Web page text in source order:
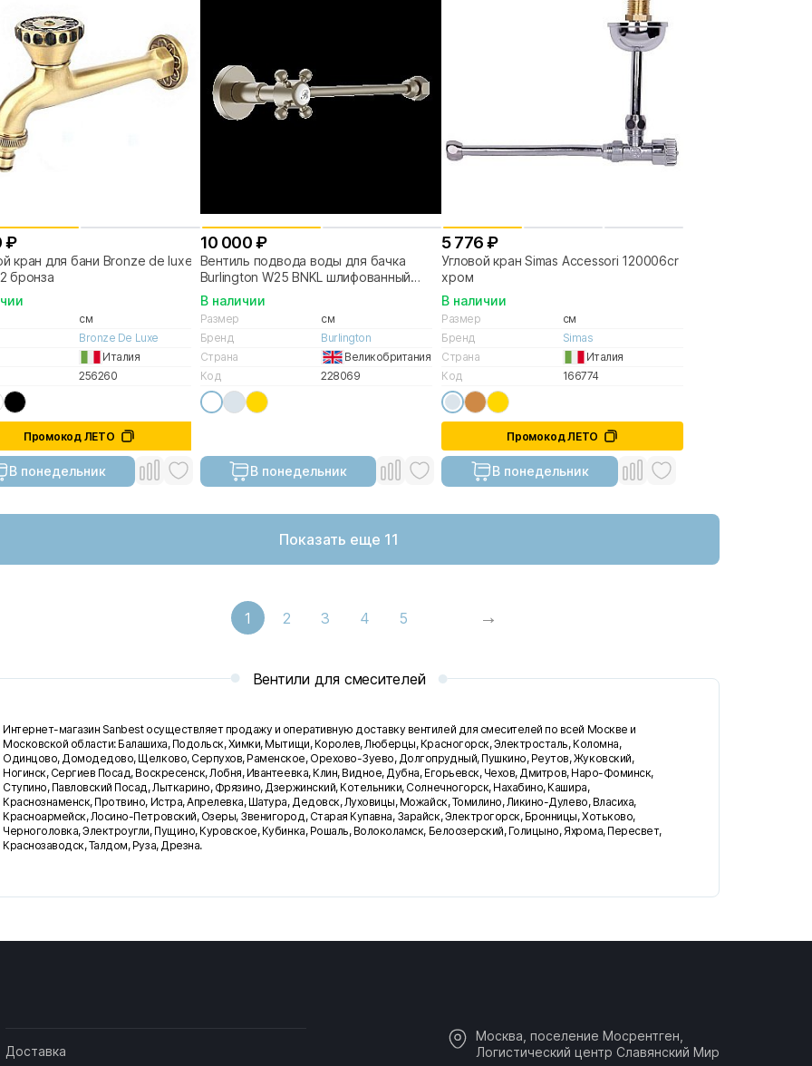
₽
кран для бани Bronze de luxe
бронза
см
Bronze De Luxe
Италия
256260
Промокод ЛЕТО
В понедельник
10 000 ₽
Вентиль подвода воды для бачка
Burlington W25 BNKL шлифованный
никель
В наличии
Размер
см
Бренд
Burlington
Страна
Великобритания
Код
228069
В понедельник
5 776 ₽
Угловой кран Simas Accessori 120006cr
хром
В наличии
Размер
см
Бренд
Simas
Страна
Италия
Код
166774
Промокод ЛЕТО
В понедельник
Показать еще 11
1 2 3 4 5
Вентили для смесителей
Интернет-магазин Sanbest осуществляет продажу и оперативную доставку вентилей для смесителей по всей Москве и
Московской области: Балашиха, Подольск, Химки, Мытищи, Королев, Люберцы, Красногорск, Электросталь, Коломна,
Одинцово, Домодедово, Щелково, Серпухов, Раменское, Орехово-Зуево, Долгопрудный, Пушкино, Реутов, Жуковский,
Ногинск, Сергиев Посад, Воскресенск, Лобня, Ивантеевка, Клин, Видное, Дубна, Егорьевск, Чехов, Дмитров, Наро-Фоминск,
Ступино, Павловский Посад, Лыткарино, Фрязино, Дзержинский, Котельники, Солнечногорск, Нахабино, Кашира,
Краснознаменск, Протвино, Истра, Апрелевка, Шатура, Дедовск, Луховицы, Можайск, Томилино, Ликино-Дулево, Власиха,
Красноармейск, Лосино-Петровский, Озеры, Звенигород, Старая Купавна, Зарайск, Электрогорск, Бронницы, Хотьково,
Черноголовка, Электроугли, Пущино, Куровское, Кубинка, Рошаль, Волоколамск, Белоозерский, Голицыно, Яхрома, Пересвет,
Краснозаводск, Талдом, Руза, Дрезна.
Доставка
Москва, поселение Мосрентген,
Логистический центр Славянский Мир